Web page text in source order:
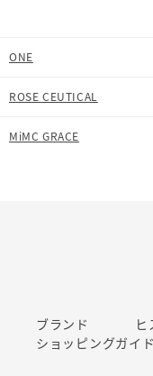
ONE
ROSE CEUTICAL
MiMC GRACE
ブランド
ショッピングガイド